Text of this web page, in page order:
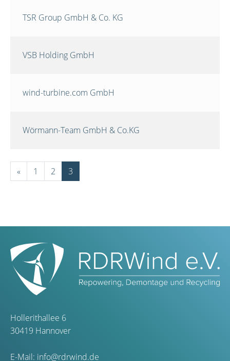
TSR Group GmbH & Co. KG
VSB Holding GmbH
wind-turbine.com GmbH
Wörmann-Team GmbH & Co.KG
« 1 2 3
Hollerithallee 6
30419 Hannover
E-Mail: info@rdrwind.de